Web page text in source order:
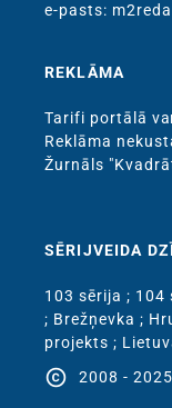
e-pasts:
REKLĀMA
Tarifi portālā
Reklāma
Žurnāls
SĒRIJVEIDA
103 sērija ; 104
; Brežņevka ;
projekts ;
copyright 2008 -